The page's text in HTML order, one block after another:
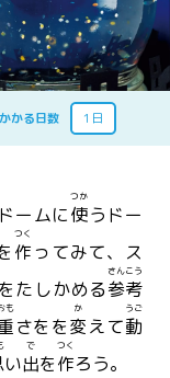
かかる日数 1日
ームに使
つか
うドー
作
つく
ってみて、ス
たしかめる参考
さんこう
も
さをを変
か
えて動
うご
い出
で
を作
つく
ろう。